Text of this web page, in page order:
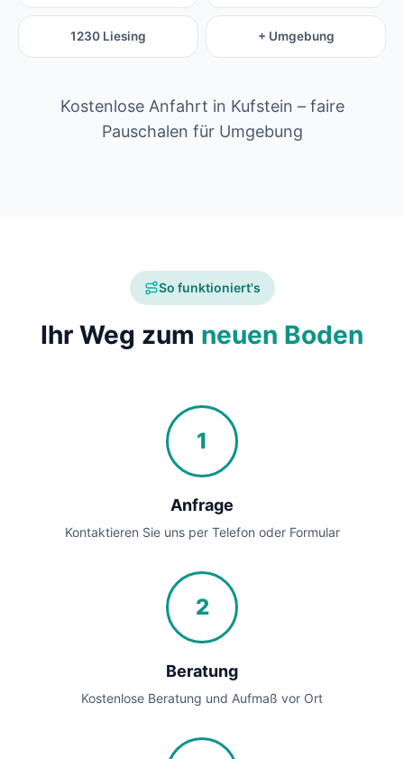
1230 Liesing + Umgebung
Kostenlose Anfahrt in Kufstein – faire
Pauschalen für Umgebung
So funktioniert's
Ihr Weg zum neuen Boden
1
Anfrage
Kontaktieren Sie uns per Telefon oder Formular
2
Beratung
Kostenlose Beratung und Aufmaß vor Ort